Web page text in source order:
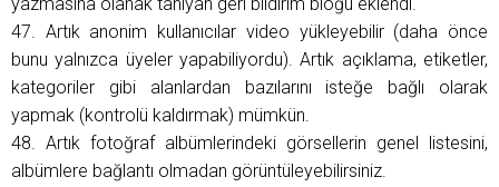
47. Artık anonim kullanıcılar video yükleyebilir (daha önce
bunu yalnızca üyeler yapabiliyordu). Artık açıklama, etiketler,
kategoriler gibi alanlardan bazılarını isteğe bağlı olarak
yapmak (kontrolü kaldırmak) mümkün.
48. Artık fotoğraf albümlerindeki görsellerin genel listesini,
albümlere bağlantı olmadan görüntüleyebilirsiniz.